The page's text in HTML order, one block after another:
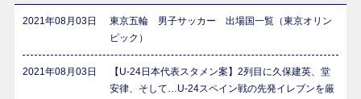
2021年08月03日
東京五輪 男子サッカー 出場国一覧（東京オリン
ピック）
2021年08月03日
【U-24日本代表スタメン案】2列目に久保建英、堂
安律、そして…U-24スペイン戦の先発イレブンを厳